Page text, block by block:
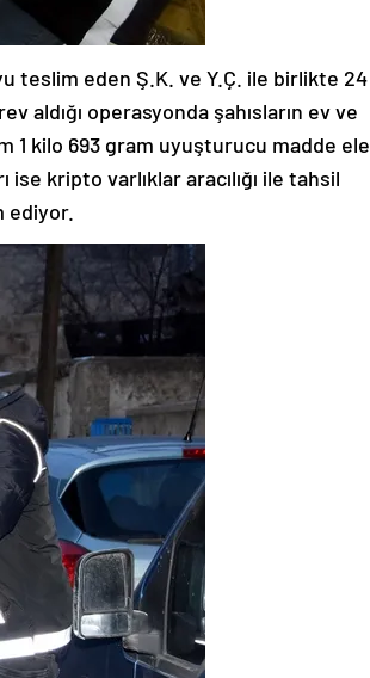
teslim eden Ş.K. ve Y.Ç. ile birlikte 24
aldığı operasyonda şahısların ev ve
1 kilo 693 gram uyuşturucu madde ele
kripto varlıklar aracılığı ile tahsil
ediyor.